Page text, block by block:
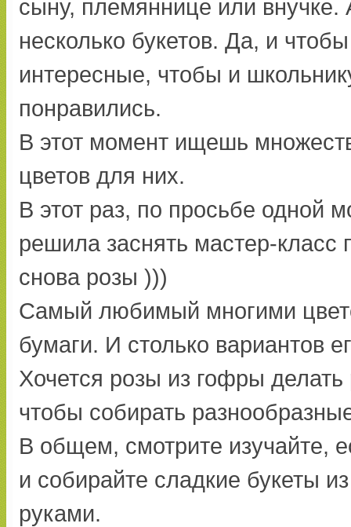
сыну, племяннице или внучке.
несколько букетов. Да, и
интересные, чтобы и
понравились.
В этот момент ищешь
цветов для них.
В этот раз, по просьбе одной
решила заснять мастер-класс
снова розы )))
Самый любимый многими
бумаги. И столько вариантов
Хочется розы из гофры делать
чтобы собирать
В общем, смотрите изучайте,
и собирайте сладкие букеты
руками.